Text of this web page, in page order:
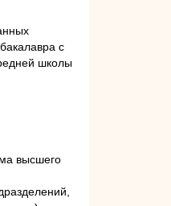
с
школы
высшего